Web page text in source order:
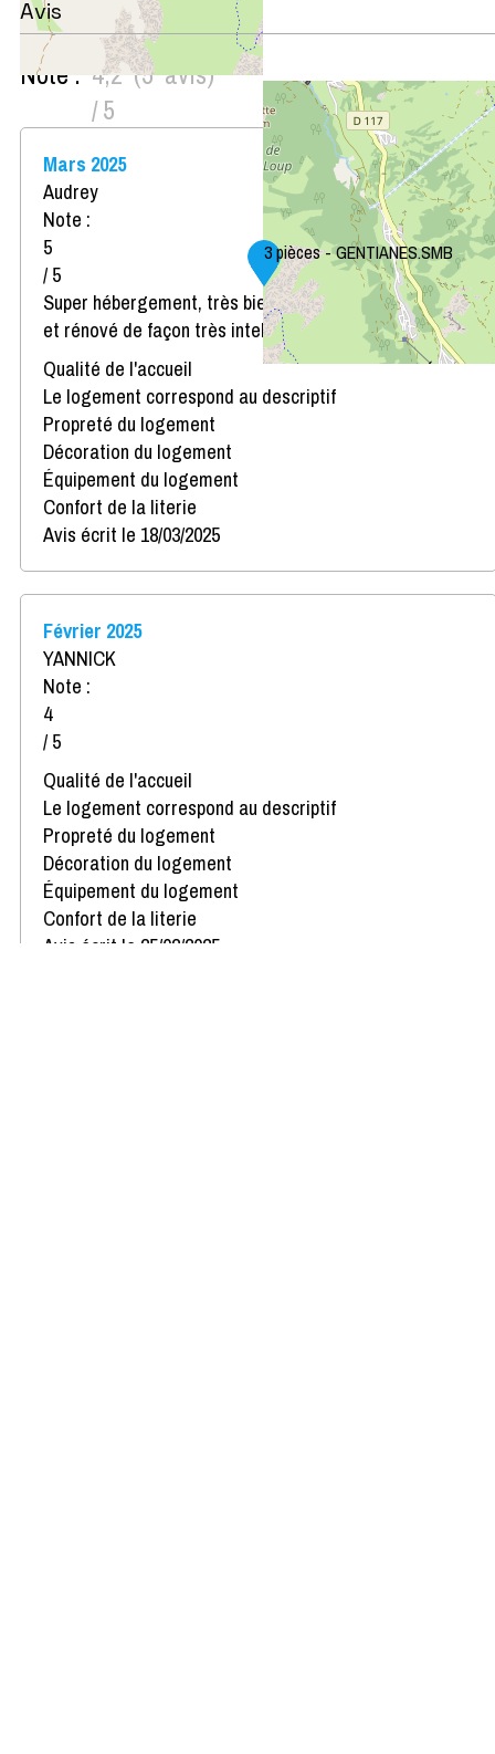
3 pièces - GENTIANES.SMB
Avis
Note : 4,2
/ 5
(5 avis)
Mars 2025
Audrey
Note :
5
/ 5
Super hébergement, très bien situé, très bien équipé,
et rénové de façon très intelligente
Qualité de l'accueil
Le logement correspond au descriptif
Propreté du logement
Décoration du logement
Équipement du logement
Confort de la literie
Avis écrit le 18/03/2025
Février 2025
YANNICK
Note :
4
/ 5
Qualité de l'accueil
Le logement correspond au descriptif
Propreté du logement
Décoration du logement
Équipement du logement
Confort de la literie
Avis écrit le 25/02/2025